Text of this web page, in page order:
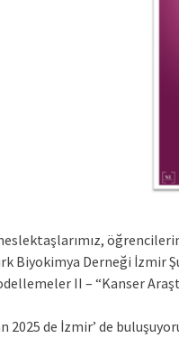
Biyokimya Derneği İzmir
II – “Kanser
2025 de İzmir’ de